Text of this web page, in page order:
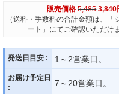
販売価格 5,485 3,840
（送料・手数料の合計金額は、「
ート」にてご確認いただけ
発送日目安 : 1～2営業日。
お届け予定日
:
7～20営業日。